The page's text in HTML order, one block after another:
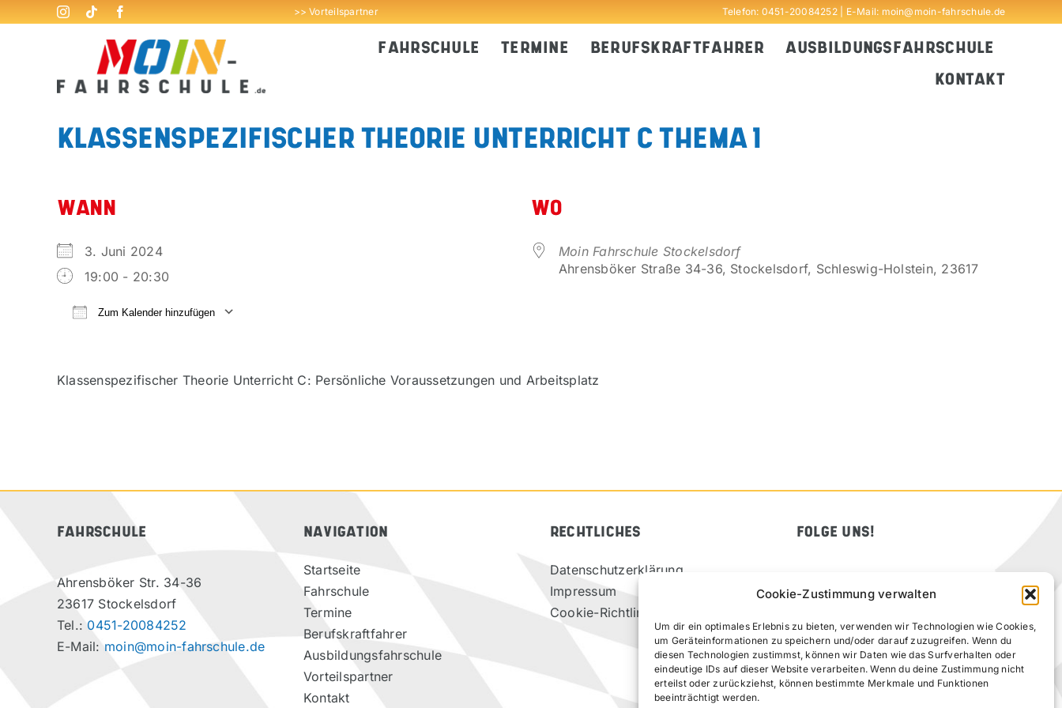
Cookie-Zustimmung verwalten
Um dir ein optimales Erlebnis zu bieten, verwenden wir Technologien wie Cookies,
um Geräteinformationen zu speichern und/oder darauf zuzugreifen. Wenn du
diesen Technologien zustimmst, können wir Daten wie das Surfverhalten oder
eindeutige IDs auf dieser Website verarbeiten. Wenn du deine Zustimmung nicht
erteilst oder zurückziehst, können bestimmte Merkmale und Funktionen
beeinträchtigt werden.
>> Vorteilspartner Telefon: 0451-20084252| E-Mail: moin@moin-fahrschule.de
FAHRSCHULE TERMINE BERUFSKRAFTFAHRER
AUSBILDUNGSFAHRSCHULE
KONTAKT
KLASSENSPEZIFISCHER THEORIE UNTERRICHT C THEMA 1
WANN
3. Juni 2024
19:00 - 20:30
Zum Kalender hinzufügen
WO
Moin Fahrschule Stockelsdorf
Ahrensböker Straße 34-36, Stockelsdorf, Schleswig-Holstein, 23617
Klassenspezifischer Theorie Unterricht C: Persönliche Voraussetzungen und Arbeitsplatz
FAHRSCHULE
Ahrensböker Str. 34-36
23617 Stockelsdorf
Tel.:0451-20084252
E-Mail: moin@moin-fahrschule.de
NAVIGATION
Startseite
Fahrschule
Termine
Berufskraftfahrer
Ausbildungsfahrschule
Vorteilspartner
Kontakt
RECHTLICHES
Datenschutzerklärung
Impressum
Cookie-Richtlinie (EU)
FOLGE UNS!